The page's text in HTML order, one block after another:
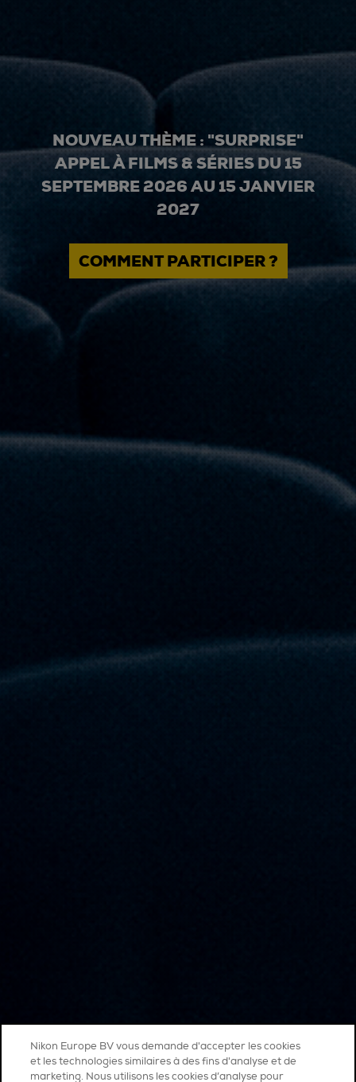
NOUVEAU THÈME : "SURPRISE"
APPEL À FILMS & SÉRIES DU 15
SEPTEMBRE 2026 AU 15 JANVIER
2027
COMMENT PARTICIPER ?
Nikon Europe BV vous demande d'accepter les cookies
et les technologies similaires à des fins d'analyse et de
marketing. Nous utilisons les cookies d’analyse pour